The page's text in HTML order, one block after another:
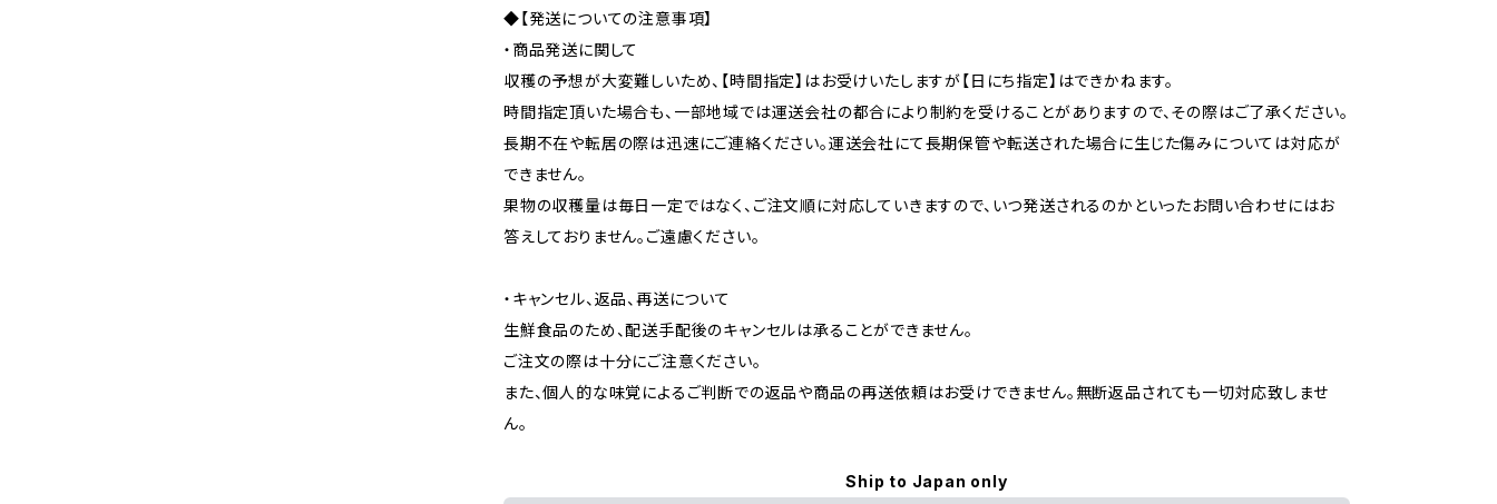
◆【発送についての注意事項】
・商品発送に関して
収穫の予想が大変難しいため、【時間指定】はお受けいたしますが【日にち指定】はできかねます。
時間指定頂いた場合も、一部地域では運送会社の都合により制約を受けることがありますので、その際はご了承ください。
長期不在や転居の際は迅速にご連絡ください。運送会社にて長期保管や転送された場合に生じた傷みについては対応が
できません。
果物の収穫量は毎日一定ではなく、ご注文順に対応していきますので、いつ発送されるのかといったお問い合わせにはお
答えしておりません。ご遠慮ください。
・キャンセル、返品、再送について
生鮮食品のため、配送手配後のキャンセルは承ることができません。
ご注文の際は十分にご注意ください。
また、個人的な味覚によるご判断での返品や商品の再送依頼はお受けできません。無断返品されても一切対応致しませ
ん。
Ship to Japan only